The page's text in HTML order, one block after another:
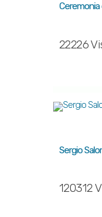
Ceremonia
22226
Sergio
120312